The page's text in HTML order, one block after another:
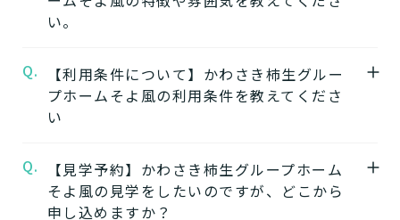
い。
★施設の特徴★
かわさき柿生グループホームそよ風 の公式ペ
ージでは施設の特徴やおすすめポイントをご
★施設の雰囲気★
Q.
【利用条件について】かわさき柿生グルー
プホームそよ風の利用条件を教えてくださ
い
要介護度：要支援2、要介護1、要介護2、要
介護3、要介護4、要介護5
Q.
【見学予約】かわさき柿生グループホーム
そよ風の見学をしたいのですが、どこから
申し込めますか？